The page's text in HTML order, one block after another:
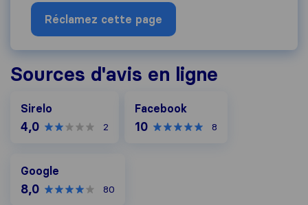
Réclamez cette page
Sources d'avis en ligne
Sirelo
4,0 2
Facebook
10 8
Google
8,0 80